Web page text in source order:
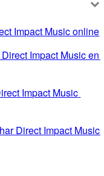
Impact Music online
Impact Music en
Impact Music
Direct Impact Music